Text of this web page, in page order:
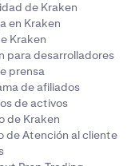
de Kraken
en Kraken
Kraken
para desarrolladores
prensa
de afiliados
de activos
de Kraken
de Atención al cliente